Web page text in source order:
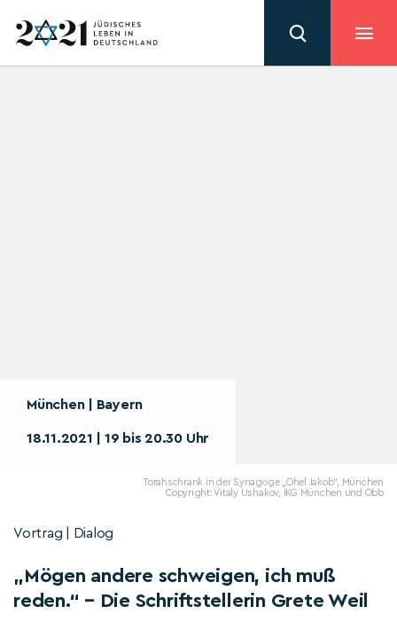
München | Bayern
18.11.2021 | 19 bis 20.30 Uhr
Torahschrank in der Synagoge „Ohel Jakob“, München
Copyright: Vitaly Ushakov, IKG München und Obb
Vortrag | Dialog
„Mögen andere schweigen, ich muß
reden.“ – Die Schriftstellerin Grete Weil